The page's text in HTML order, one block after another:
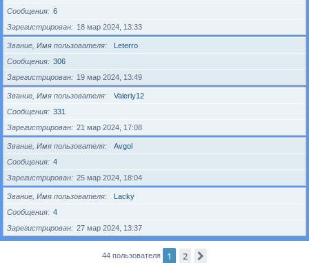
Сообщения
6
Зарегистрирован
18 мар 2024, 13:33
Звание, Имя пользователя
Leterro
Сообщения
306
Зарегистрирован
19 мар 2024, 13:49
Звание, Имя пользователя
Valeriy12
Сообщения
331
Зарегистрирован
21 мар 2024, 17:08
Звание, Имя пользователя
Avgol
Сообщения
4
Зарегистрирован
25 мар 2024, 18:04
Звание, Имя пользователя
Lacky
Сообщения
4
Зарегистрирован
27 мар 2024, 13:37
44 пользователя 1 2